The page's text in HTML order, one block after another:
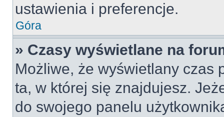
ustawienia i preferencje.
Góra
» Czasy wyświetlane na
Możliwe, że wyświetlany czas
ta, w której się znajdujesz.
do swojego panelu